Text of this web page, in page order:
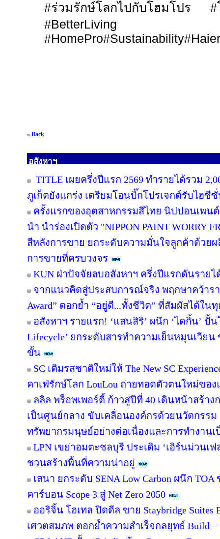
#ร่วมรักษ์โลกไปกับโฮมโปร #
#BetterLiving
« Back
อสังหาฯ
TITLE เผยครึ่งปีแรก 2569 ทำรายได้รวม
ภูเก็ตยังแกร่ง เตรียมโอนบิ๊กโปรเจกต์รับไฮซี
ครั้งแรกของอุตสาหกรรมสีไทย นิปปอนเพน
นำ นำร่องเปิดตัว "NIPPON PAINT
สีหลังการขาย ยกระดับความมั่นใจลูกค้าด้ว
การขายที่ครบวงจร
KUN ฝ่าปัจจัยลบอสังหาฯ ครึ่งปีแรกดันรายไ
จากแนวคิดสู่ประสบการณ์จริง พฤกษาคว้ารา
Award” ตอกย้ำ “อยู่ดี...ทั้งชีวิต” ที่สัมผัสได้ใน
อสังหาฯ รายแรก! ‘แสนสิริ’ ผนึก ‘ไดกิ้น’ ปั้น
Lifecycle’ ยกระดับสารทำความเย็นหมุนเวียน
ขั้น
SC เติมรสชาติใหม่ให้ The New SC
คาเฟ่รักษ์โลก LouLou ถ่ายทอดตัวตนใหม่ขอ
ลลิล พร็อพเพอร์ตี้ ก้าวสู่ปีที่ 40 เดินหน้าสร้า
เป็นศูนย์กลาง ขับเคลื่อนองค์กรด้วยนวัตกรร
ทรัพยากรมนุษย์อย่างต่อเนื่องและการทำงาน
LPN เขย่าอมตะชลบุรี ประเดิม ‘เอิร์นม่วนเฟ
ชวนสร้างพื้นที่ความน่าอยู่
เสนา ยกระดับ SENA Low Carbon ผนึก TOA
คาร์บอน Scope 3 สู่ Net Zero 2050
ออริจิ้น โฮเทล ปิดดีล ขาย Staybridge Suites
เศวตสมภพ ตอกย้ำความสำเร็จกลยุทธ์ Build –